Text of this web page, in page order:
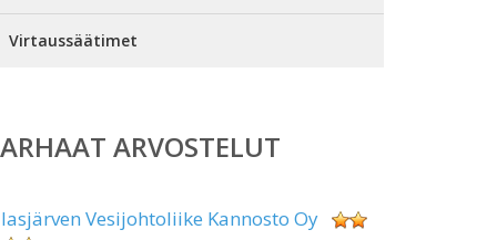
Virtaussäätimet
ARVOSTELUT
Vesijohtoliike Kannosto Oy